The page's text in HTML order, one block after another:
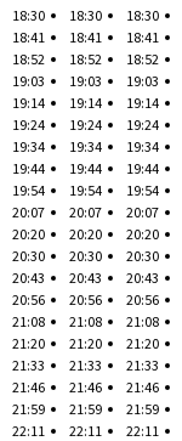
18:30
18:41
18:52
19:03
19:14
19:24
19:34
19:44
19:54
20:07
20:20
20:30
20:43
20:56
21:08
21:20
21:33
21:46
21:59
22:11
18:30
18:41
18:52
19:03
19:14
19:24
19:34
19:44
19:54
20:07
20:20
20:30
20:43
20:56
21:08
21:20
21:33
21:46
21:59
22:11
18:30
18:41
18:52
19:03
19:14
19:24
19:34
19:44
19:54
20:07
20:20
20:30
20:43
20:56
21:08
21:20
21:33
21:46
21:59
22:11